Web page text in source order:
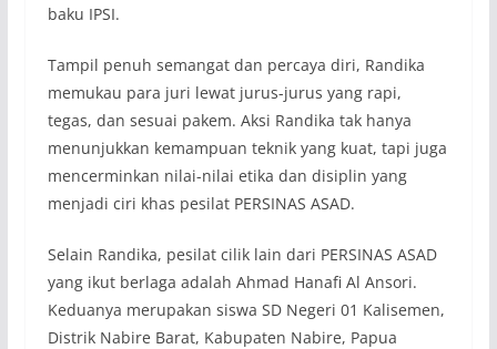
baku IPSI.
Tampil penuh semangat dan percaya diri, Randika
memukau para juri lewat jurus-jurus yang rapi,
tegas, dan sesuai pakem. Aksi Randika tak hanya
menunjukkan kemampuan teknik yang kuat, tapi juga
mencerminkan nilai-nilai etika dan disiplin yang
menjadi ciri khas pesilat PERSINAS ASAD.
Selain Randika, pesilat cilik lain dari PERSINAS ASAD
yang ikut berlaga adalah Ahmad Hanafi Al Ansori.
Keduanya merupakan siswa SD Negeri 01 Kalisemen,
Distrik Nabire Barat, Kabupaten Nabire, Papua